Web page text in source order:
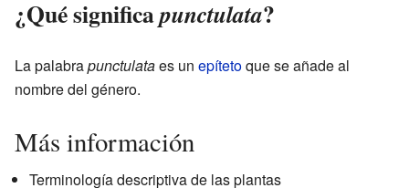
¿Qué significapunctulata?
La palabrapunctulataes un epítetoque se añade al
nombre del género.
Más información
Terminología descriptiva de las plantas